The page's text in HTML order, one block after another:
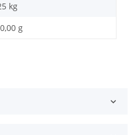
kg
g